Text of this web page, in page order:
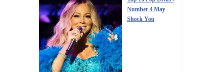
Number 4 May
Shock You